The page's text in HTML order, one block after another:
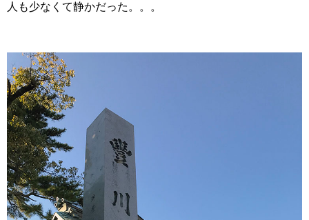
人も少なくて静かだった。。。